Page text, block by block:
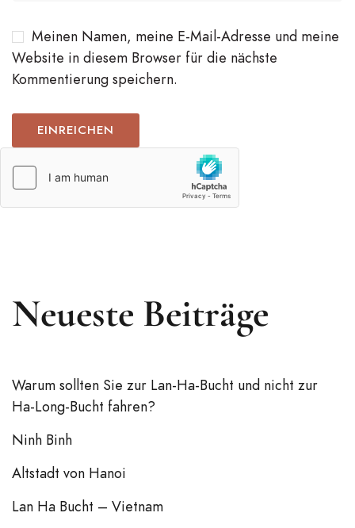
Meinen Namen, meine E-Mail-Adresse und meine
Website in diesem Browser für die nächste
Kommentierung speichern.
Neueste Beiträge
Warum sollten Sie zur Lan-Ha-Bucht und nicht zur
Ha-Long-Bucht fahren?
Ninh Binh
Altstadt von Hanoi
Lan Ha Bucht – Vietnam